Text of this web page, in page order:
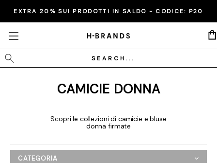
EXTRA 20% SUI PRODOTTI IN SALDO - CODICE: P20
Cerca
CAMICIE DONNA
Scopri le collezioni di camicie e bluse
donna firmate
CATEGORIA